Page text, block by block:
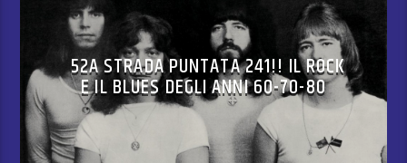
52A STRADA PUNTATA 241!! IL ROCK
E IL BLUES DEGLI ANNI 60-70-80